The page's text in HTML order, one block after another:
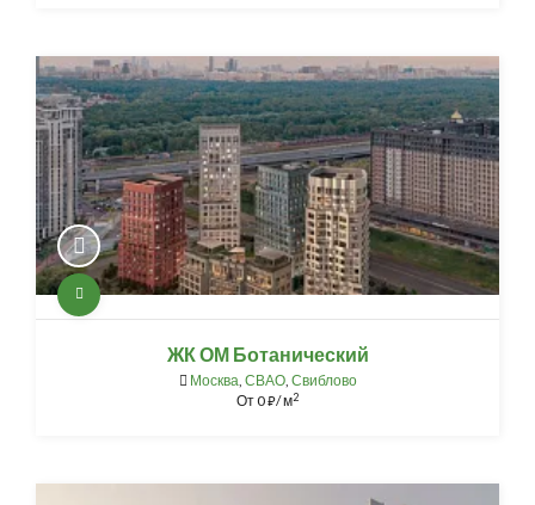
ЖК ОМ Ботанический
Москва, СВАО, Свиблово
От0⃏/ м2